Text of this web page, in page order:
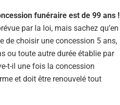
funéraire est de 99 ans !
par la loi, mais sachez qu’en
de choisir une concession 5 ans,
ou toute autre durée établie par
t-il une fois la concession
et doit être renouvelé tout